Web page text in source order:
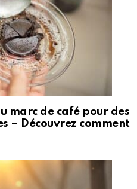
marc de café pour des
– Découvrez comment